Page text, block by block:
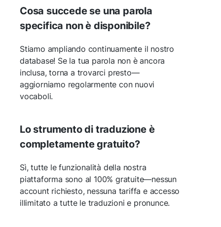
Cosa succede se una parola
specifica non è disponibile?
Stiamo ampliando continuamente il nostro
database! Se la tua parola non è ancora
inclusa, torna a trovarci presto—
aggiorniamo regolarmente con nuovi
vocaboli.
Lo strumento di traduzione è
completamente gratuito?
Sì, tutte le funzionalità della nostra
piattaforma sono al 100% gratuite—nessun
account richiesto, nessuna tariffa e accesso
illimitato a tutte le traduzioni e pronunce.